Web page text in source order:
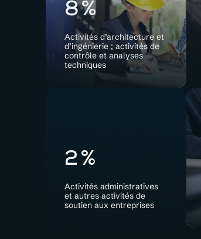
8%
Activités d’architecture et
d’ingénierie ; activités de
contrôle et analyses
techniques
2%
Activités administratives
et autres activités de
soutien aux entreprises